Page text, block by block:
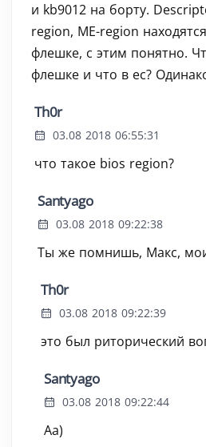
и kb9012 на борту.
region, ME-region
флешке, с этим понятно.
флешке и что в ес?
Th0r
03.08 2018 06:55:31
что такое bios region?
Santyago
03.08 2018 09:22:38
Ты же помнишь, Макс,
Th0r
03.08 2018 09:22:39
это был риторический
Santyago
03.08 2018 09:22:44
Аа)